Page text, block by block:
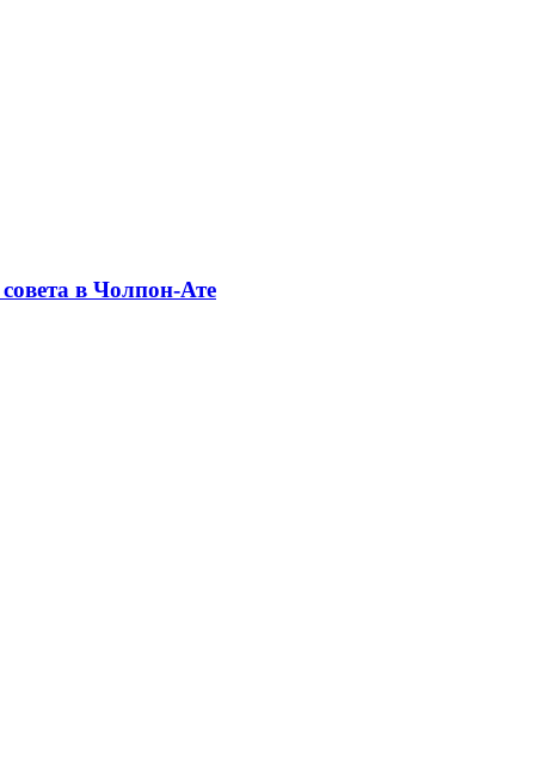
в Чолпон-Ате